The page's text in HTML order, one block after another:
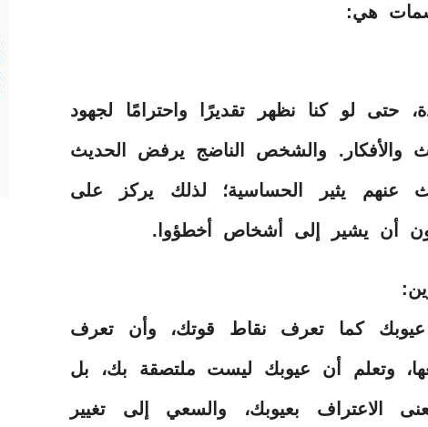
هي:
لو كنا نظهر تقديرًا واحترامًا لجهود
والأفكار. والشخص الناضج يرفض الحديث
عنهم يثير الحساسية؛ لذلك يركز على
دون أن يشير إلى أشخاص أخطؤوا.
كما تعرف نقاط قوتك، وأن تعرف
وتعلم أن عيوبك ليست ملتصقة بك، بل
الاعتراف بعيوبك، والسعي إلى تغيير